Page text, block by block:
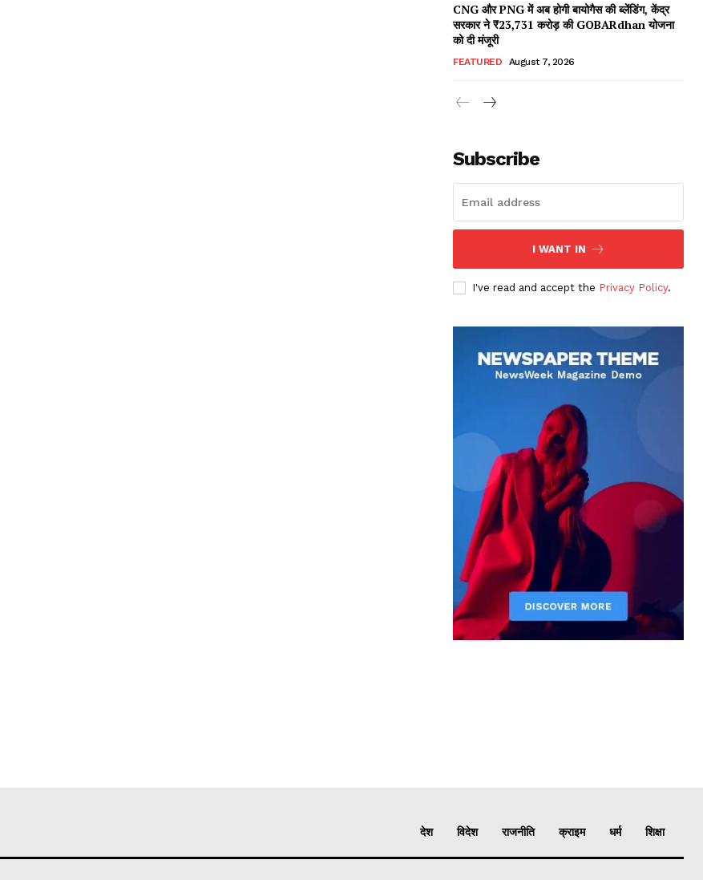
CNG और PNG में अब होगी बायोगैस की ब्लेंडिंग, केंद्र
सरकार ने ₹23,731 करोड़ की GOBARdhan योजना
को दी मंजूरी
FEATURED August 7, 2026
Subscribe
I WANT IN
I've read and accept the Privacy Policy.
देश विदेश राजनीति क्राइम धर्म शिक्षा